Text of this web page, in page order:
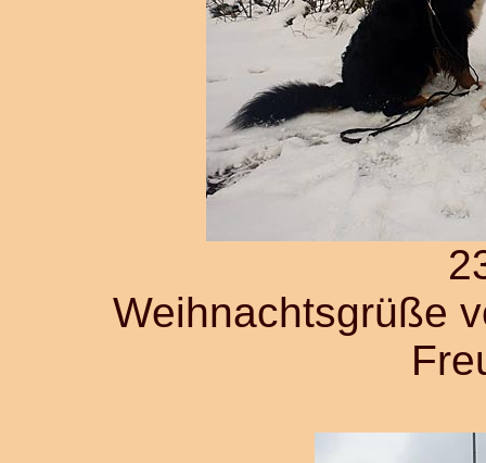
Weihnachtsgrüße